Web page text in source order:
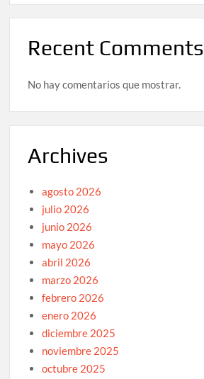
Recent Comments
No hay comentarios que mostrar.
Archives
agosto 2026
julio 2026
junio 2026
mayo 2026
abril 2026
marzo 2026
febrero 2026
enero 2026
diciembre 2025
noviembre 2025
octubre 2025